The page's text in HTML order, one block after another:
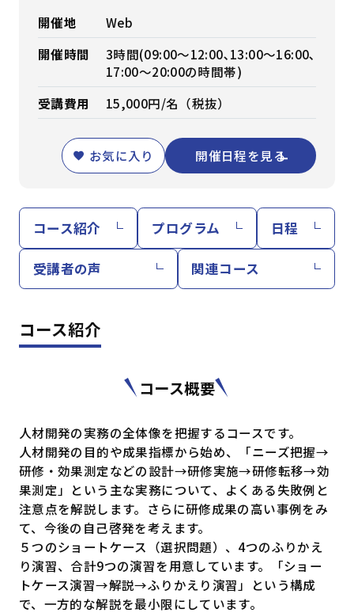
開催地
Web
開催時間
3時間(09:00～12:00､13:00～16:00､
17:00～20:00の時間帯)
受講費用
15,000円/名（税抜）
お気に入り 開催日程を見る
コース紹介 プログラム 日程
受講者の声 関連コース
コース紹介
コース概要
人材開発の実務の全体像を把握するコースです。
人材開発の目的や成果指標から始め、「ニーズ把握→
研修・効果測定などの設計→研修実施→研修転移→効
果測定」という主な実務について、よくある失敗例と
注意点を解説します。さらに研修成果の高い事例をみ
て、今後の自己啓発を考えます。
５つのショートケース（選択問題）、4つのふりかえ
り演習、合計9つの演習を用意しています。「ショー
トケース演習→解説→ふりかえり演習」という構成
で、一方的な解説を最小限にしています。